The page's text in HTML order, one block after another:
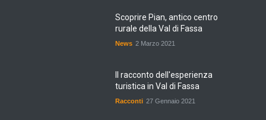
Scoprire Pian, antico centro
rurale della Val di Fassa
News 2 Marzo 2021
Il racconto dell'esperienza
turistica in Val di Fassa
Racconti 27 Gennaio 2021